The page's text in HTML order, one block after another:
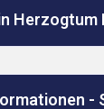
Herzogtum
-